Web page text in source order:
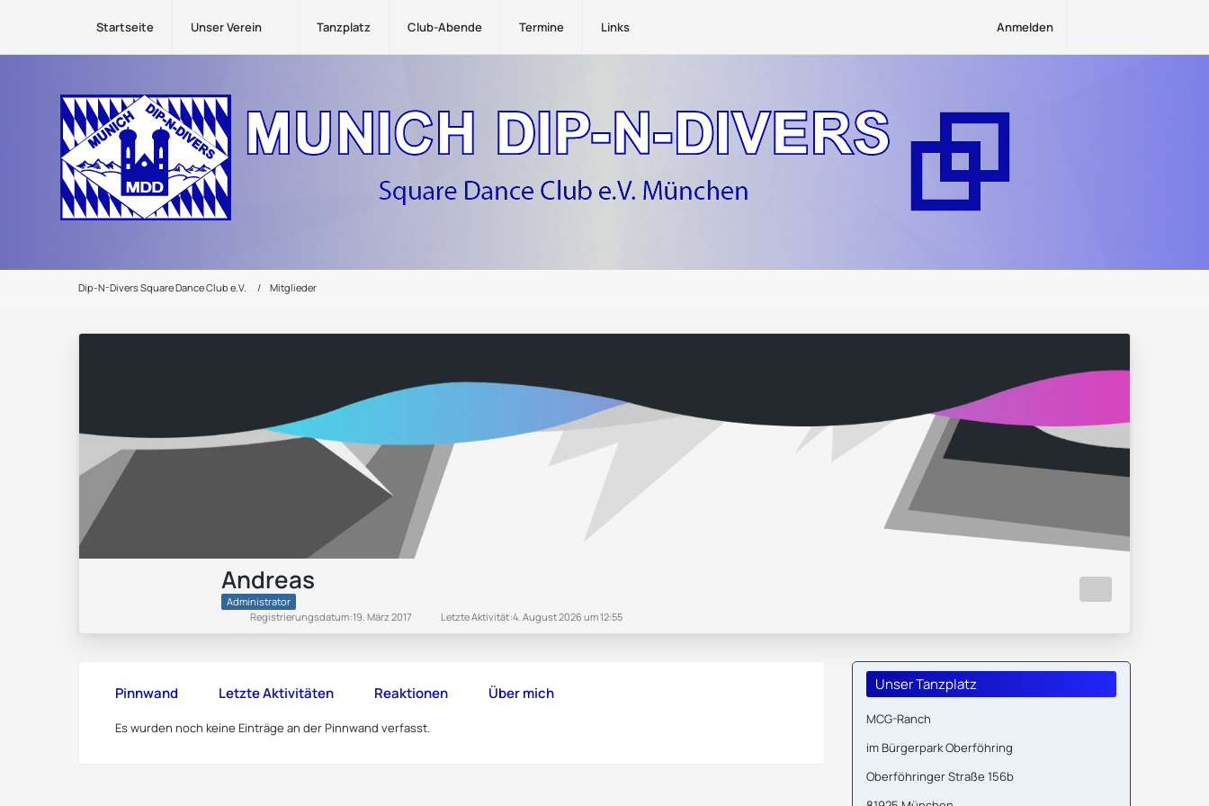
Startseite Unser Verein Tanzplatz Club-Abende Termine Links Anmelden
Dip-N-Divers Square Dance Club e.V. Mitglieder
Andreas
Administrator
Registrierungsdatum 19. März 2017 Letzte Aktivität 4. August 2026 um 12:55
Pinnwand Letzte Aktivitäten Reaktionen Über mich
Es wurden noch keine Einträge an der Pinnwand verfasst.
Unser Tanzplatz
MCG-Ranch
im Bürgerpark Oberföhring
Oberföhringer Straße 156b